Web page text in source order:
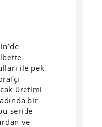
ile pek
üretimi
adında bir
seride
ve